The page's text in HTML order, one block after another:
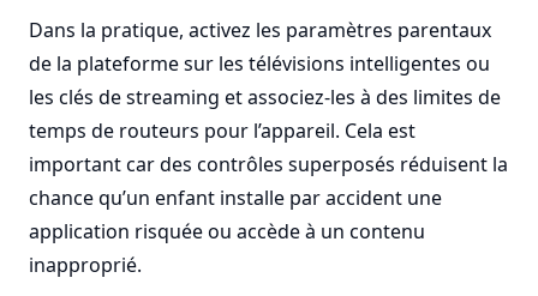
Dans la pratique, activez les paramètres parentaux
de la plateforme sur les télévisions intelligentes ou
les clés de streaming et associez-les à des limites de
temps de routeurs pour l’appareil. Cela est
important car des contrôles superposés réduisent la
chance qu’un enfant installe par accident une
application risquée ou accède à un contenu
inapproprié.